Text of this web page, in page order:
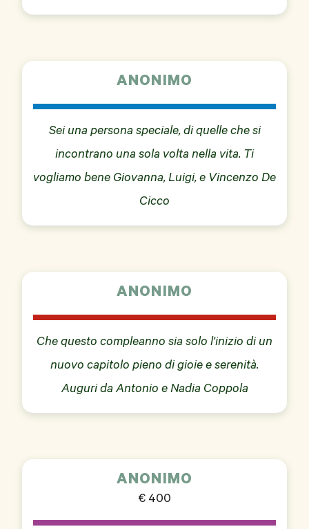
ANONIMO
Sei una persona speciale, di quelle che si
incontrano una sola volta nella vita. Ti
vogliamo bene Giovanna, Luigi, e Vincenzo De
Cicco
ANONIMO
Che questo compleanno sia solo l'inizio di un
nuovo capitolo pieno di gioie e serenità.
Auguri da Antonio e Nadia Coppola
ANONIMO
€ 400